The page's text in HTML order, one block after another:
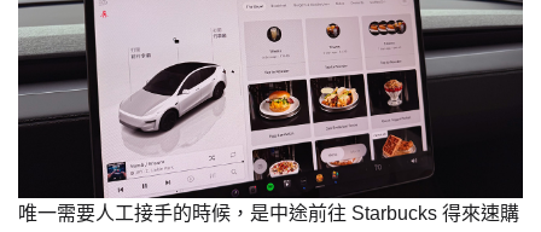
唯一需要人工接手的時候，是中途前往 Starbucks 得來速購